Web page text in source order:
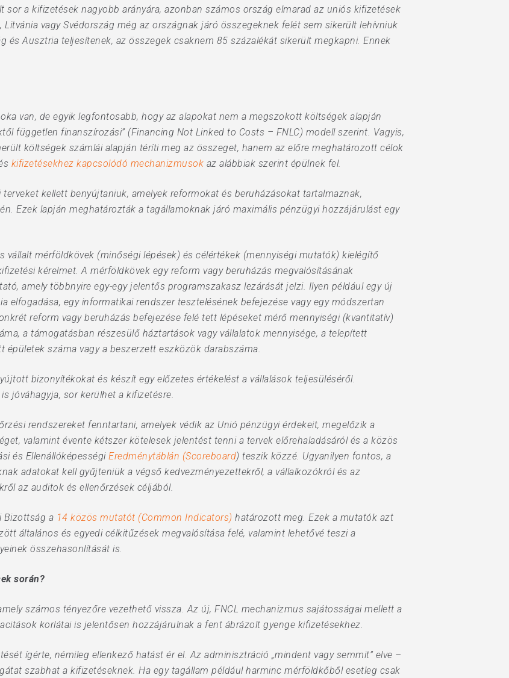
a kifizetések nagyobb arányára, azonban számos ország elmarad az uniós kifizetések
vagy Svédország még az országnak járó összegeknek felét sem sikerült lehívniuk
és Ausztria teljesítenek, az összegek csaknem 85 százalékát sikerült megkapni. Ennek
van, de egyik legfontosabb, hogy az alapokat nem a megszokott költségek alapján
független finanszírozási” (Financing Not Linked to Costs – FNLC) modell szerint. Vagyis,
költségek számlái alapján téríti meg az összeget, hanem az előre meghatározott célok
kifizetésekhez kapcsolódó mechanizmusok az alábbiak szerint épülnek fel.
kellett benyújtaniuk, amelyek reformokat és beruházásokat tartalmaznak,
Ezek lapján meghatározták a tagállamoknak járó maximális pénzügyi hozzájárulást egy
vállalt mérföldkövek (minőségi lépések) és célértékek (mennyiségi mutatók) kielégítő
kérelmet. A mérföldkövek egy reform vagy beruházás megvalósításának
amely többnyire egy-egy jelentős programszakasz lezárását jelzi. Ilyen például egy új
elfogadása, egy informatikai rendszer tesztelésének befejezése vagy egy módszertan
reform vagy beruházás befejezése felé tett lépéseket mérő mennyiségi (kvantitatív)
a támogatásban részesülő háztartások vagy vállalatok mennyisége, a telepített
száma vagy a beszerzett eszközök darabszáma.
bizonyítékokat és készít egy előzetes értékelést a vállalások teljesüléséről.
jóváhagyja, sor kerülhet a kifizetésre.
rendszereket fenntartani, amelyek védik az Unió pénzügyi érdekeit, megelőzik a
valamint évente kétszer kötelesek jelentést tenni a tervek előrehaladásáról és a közös
és Ellenállóképességi Eredménytáblán (Scoreboard) teszik közzé. Ugyanilyen fontos, a
adatokat kell gyűjteniük a végső kedvezményezettekről, a vállalkozókról és az
az auditok és ellenőrzések céljából.
Bizottság a 14 közös mutatót (Common Indicators) határozott meg. Ezek a mutatók azt
általános és egyedi célkitűzések megvalósítása felé, valamint lehetővé teszi a
összehasonlítását is.
során?
számos tényezőre vezethető vissza. Az új, FNCL mechanizmus sajátosságai mellett a
korlátai is jelentősen hozzájárulnak a fent ábrázolt gyenge kifizetésekhez.
ígérte, némileg ellenkező hatást ér el. Az adminisztráció „mindent vagy semmit” elve –
szabhat a kifizetéseknek. Ha egy tagállam például harminc mérföldkőből esetleg csak